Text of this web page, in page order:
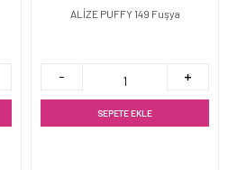
ALİZE PUFFY 149 Fuşya
SEPETE EKLE